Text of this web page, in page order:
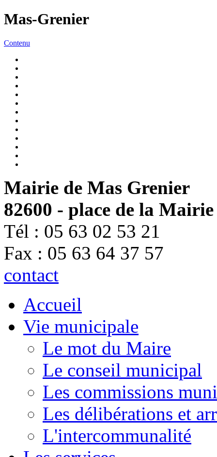
Mas-Grenier
Contenu
Mairie de Mas Grenier
82600 - place de la Mairie
Tél : 05 63 02 53 21
Fax : 05 63 64 37 57
contact
Accueil
Vie municipale
Le mot du Maire
Le conseil municipal
Les commissions
Les délibérations et
L'intercommunalité